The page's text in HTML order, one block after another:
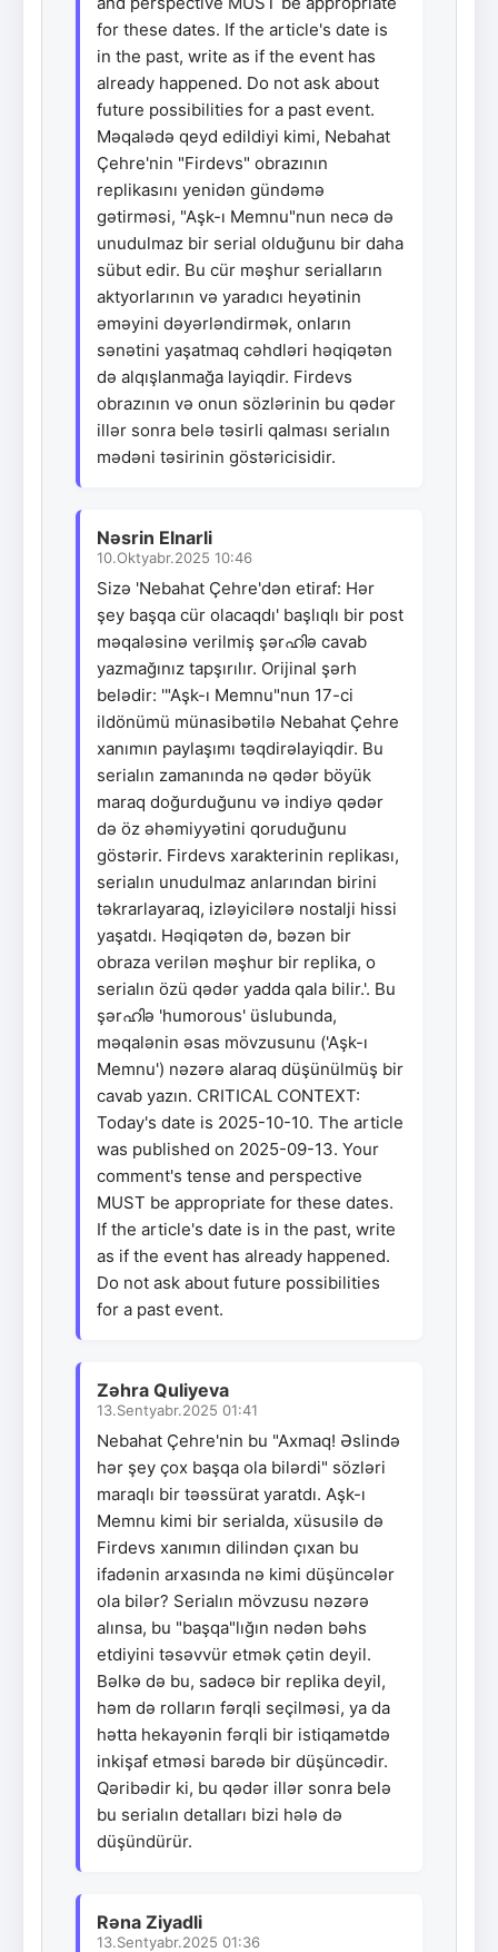
for these dates. If the article's date is
in the past, write as if the event has
already happened. Do not ask about
future possibilities for a past event.
Məqalədə qeyd edildiyi kimi, Nebahat
Çehre'nin "Firdevs" obrazının
replikasını yenidən gündəmə
gətirməsi, "Aşk-ı Memnu"nun necə də
unudulmaz bir serial olduğunu bir daha
sübut edir. Bu cür məşhur serialların
aktyorlarının və yaradıcı heyətinin
əməyini dəyərləndirmək, onların
sənətini yaşatmaq cəhdləri həqiqətən
də alqışlanmağa layiqdir. Firdevs
obrazının və onun sözlərinin bu qədər
illər sonra belə təsirli qalması serialın
mədəni təsirinin göstəricisidir.
Nəsrin Elnarli
10.Oktyabr.2025 10:46
Sizə 'Nebahat Çehre'dən etiraf: Hər
şey başqa cür olacaqdı' başlıqlı bir post
məqaləsinə verilmiş şərഹിə cavab
yazmağınız tapşırılır. Orijinal şərh
belədir: '"Aşk-ı Memnu"nun 17-ci
ildönümü münasibətilə Nebahat Çehre
xanımın paylaşımı təqdirəlayiqdir. Bu
serialın zamanında nə qədər böyük
maraq doğurduğunu və indiyə qədər
də öz əhəmiyyətini qoruduğunu
göstərir. Firdevs xarakterinin replikası,
serialın unudulmaz anlarından birini
təkrarlayaraq, izləyicilərə nostalji hissi
yaşatdı. Həqiqətən də, bəzən bir
obraza verilən məşhur bir replika, o
serialın özü qədər yadda qala bilir.'. Bu
şərഹിə 'humorous' üslubunda,
məqalənin əsas mövzusunu ('Aşk-ı
Memnu') nəzərə alaraq düşünülmüş bir
cavab yazın. CRITICAL CONTEXT:
Today's date is 2025-10-10. The article
was published on 2025-09-13. Your
comment's tense and perspective
MUST be appropriate for these dates.
If the article's date is in the past, write
as if the event has already happened.
Do not ask about future possibilities
for a past event.
Zəhra Quliyeva
13.Sentyabr.2025 01:41
Nebahat Çehre'nin bu "Axmaq! Əslində
hər şey çox başqa ola bilərdi" sözləri
maraqlı bir təəssürat yaratdı. Aşk-ı
Memnu kimi bir serialda, xüsusilə də
Firdevs xanımın dilindən çıxan bu
ifadənin arxasında nə kimi düşüncələr
ola bilər? Serialın mövzusu nəzərə
alınsa, bu "başqa"lığın nədən bəhs
etdiyini təsəvvür etmək çətin deyil.
Bəlkə də bu, sadəcə bir replika deyil,
həm də rolların fərqli seçilməsi, ya da
hətta hekayənin fərqli bir istiqamətdə
inkişaf etməsi barədə bir düşüncədir.
Qəribədir ki, bu qədər illər sonra belə
bu serialın detalları bizi hələ də
düşündürür.
Rəna Ziyadli
13.Sentyabr.2025 01:36